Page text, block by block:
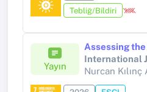
Tebliğ/Bildiri
Yayın
Nurcan Kılınç